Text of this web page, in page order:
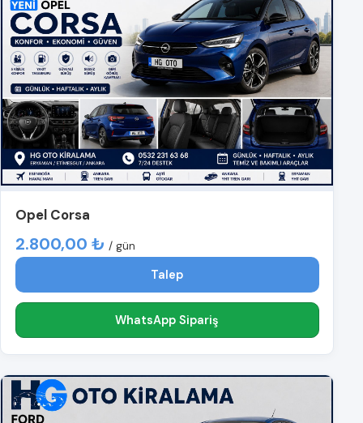
Opel Corsa
2.800,00 ₺ / gün
Talep
WhatsApp Sipariş